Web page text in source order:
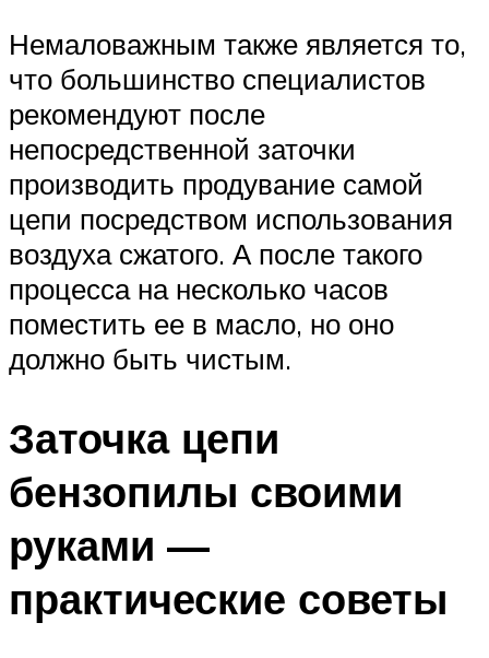
Немаловажным также является то,
что большинство специалистов
рекомендуют после
непосредственной заточки
производить продувание самой
цепи посредством использования
воздуха сжатого. А после такого
процесса на несколько часов
поместить ее в масло, но оно
должно быть чистым.
Заточка цепи
бензопилы своими
руками —
практические советы